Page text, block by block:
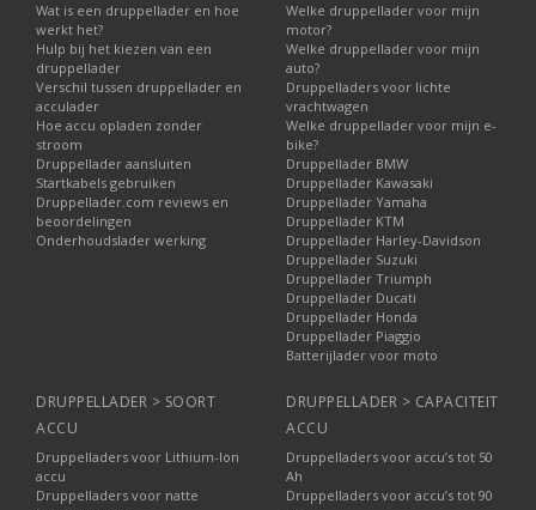
Wat is een druppellader en hoe
werkt het?
Hulp bij het kiezen van een
druppellader
Verschil tussen druppellader en
acculader
Hoe accu opladen zonder
stroom
Druppellader aansluiten
Startkabels gebruiken
Druppellader.com reviews en
beoordelingen
Onderhoudslader werking
Welke druppellader voor mijn
motor?
Welke druppellader voor mijn
auto?
Druppelladers voor lichte
vrachtwagen
Welke druppellader voor mijn e-
bike?
Druppellader BMW
Druppellader Kawasaki
Druppellader Yamaha
Druppellader KTM
Druppellader Harley-Davidson
Druppellader Suzuki
Druppellader Triumph
Druppellader Ducati
Druppellader Honda
Druppellader Piaggio
Batterijlader voor moto
DRUPPELLADER > SOORT
ACCU
Druppelladers voor Lithium-Ion
accu
Druppelladers voor natte
DRUPPELLADER > CAPACITEIT
ACCU
Druppelladers voor accu’s tot 50
Ah
Druppelladers voor accu’s tot 90